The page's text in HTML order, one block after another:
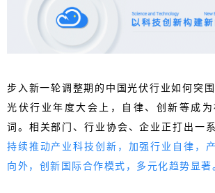
步入新一轮调整期的中国光伏行业如何突
光伏行业年度大会上，自律、创新等成
词。相关部门、行业协会、企业正打出一
持续推动产业科技创新，加强行业自律，
向外，创新国际合作模式，多元化趋势显著